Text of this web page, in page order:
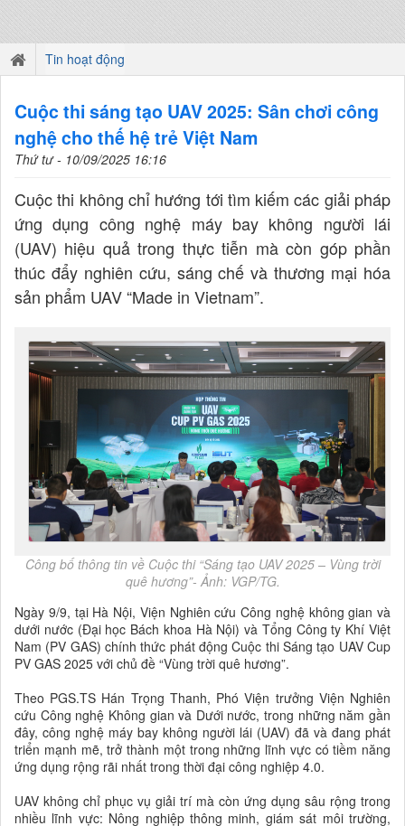
Tin hoạt động
Cuộc thi sáng tạo UAV 2025: Sân chơi công
nghệ cho thế hệ trẻ Việt Nam
Thứ tư - 10/09/2025 16:16
Cuộc thi không chỉ hướng tới tìm kiếm các giải pháp
ứng dụng công nghệ máy bay không người lái
(UAV) hiệu quả trong thực tiễn mà còn góp phần
thúc đẩy nghiên cứu, sáng chế và thương mại hóa
sản phẩm UAV “Made in Vietnam”.
Công bố thông tin về Cuộc thi “Sáng tạo UAV 2025 – Vùng trời
quê hương”- Ảnh: VGP/TG.
Ngày 9/9, tại Hà Nội, Viện Nghiên cứu Công nghệ không gian và
dưới nước (Đại học Bách khoa Hà Nội) và Tổng Công ty Khí Việt
Nam (PV GAS) chính thức phát động Cuộc thi Sáng tạo UAV Cup
PV GAS 2025 với chủ đề “Vùng trời quê hương”.
Theo PGS.TS Hán Trọng Thanh, Phó Viện trưởng Viện Nghiên
cứu Công nghệ Không gian và Dưới nước, trong những năm gần
đây, công nghệ máy bay không người lái (UAV) đã và đang phát
triển mạnh mẽ, trở thành một trong những lĩnh vực có tiềm năng
ứng dụng rộng rãi nhất trong thời đại công nghiệp 4.0.
UAV không chỉ phục vụ giải trí mà còn ứng dụng sâu rộng trong
nhiều lĩnh vực: Nông nghiệp thông minh, giám sát môi trường,